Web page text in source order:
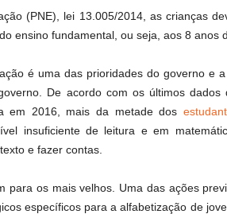
(PNE), lei 13.005/2014, as crianças
ensino fundamental, ou seja, aos 8 anos
é uma das prioridades do governo e
De acordo com os últimos dados
em 2016, mais da metade dos
insuficiente de leitura e em
e fazer contas.
para os mais velhos. Uma das ações
específicos para a alfabetização de